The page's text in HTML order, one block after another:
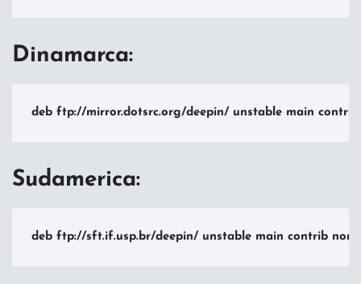
Dinamarca:
deb ftp://mirror.dotsrc.org/deepin/ unstable main
Sudamerica:
deb ftp://sft.if.usp.br/deepin/ unstable main contrib non-